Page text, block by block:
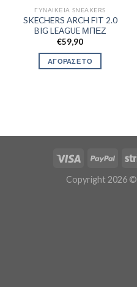
ΓΥΝΑΙΚΕΊΑ SNEAKERS
SKECHERS ARCH FIT 2.0
BIG LEAGUE ΜΠΕΖ
€59,90
ΑΓΟΡΑΣΕ ΤΟ
Copyright 2026 ©